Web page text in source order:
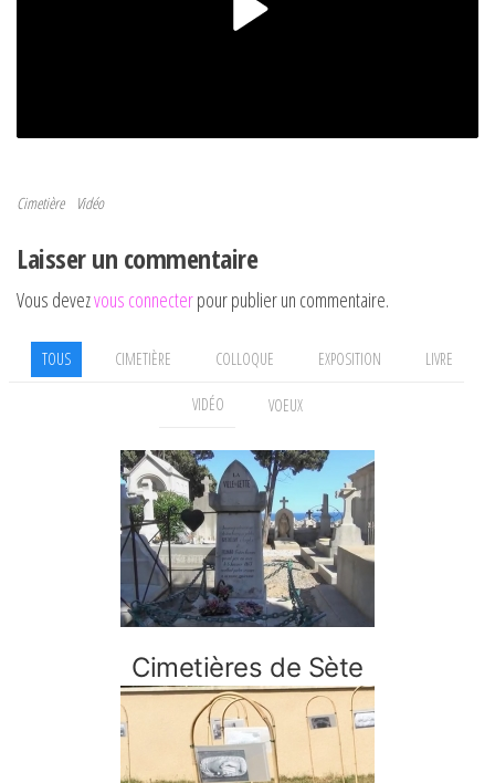
Cimetière Vidéo
Navigation de l’article
Laisser un commentaire
Vous devezvous connecterpour publier un commentaire.
TOUS CIMETIÈRE COLLOQUE EXPOSITION LIVRE
VIDÉO VOEUX
Cimetières de Sète